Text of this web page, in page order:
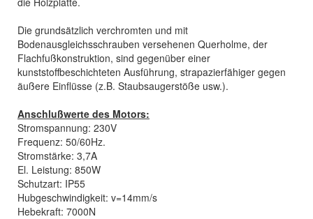
Die grundsätzlich verchromten und mit
Bodenausgleichsschrauben versehenen Querholme, der
Flachfußkonstruktion, sind gegenüber einer
kunststoffbeschichteten Ausführung, strapazierfähiger gegen
äußere Einflüsse (z.B. Staubsaugerstöße usw.).
Anschlußwerte des Motors:
Stromspannung: 230V
Frequenz: 50/60Hz.
Stromstärke: 3,7A
El. Leistung: 850W
Schutzart: IP55
Hubgeschwindigkeit: v=14mm/s
Hebekraft: 7000N